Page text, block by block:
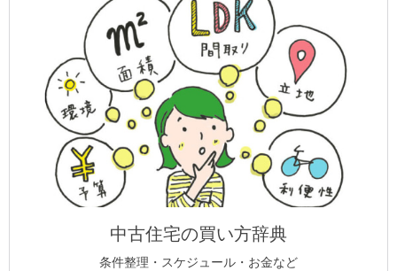
中古住宅の買い方辞典
条件整理・スケジュール・お金など